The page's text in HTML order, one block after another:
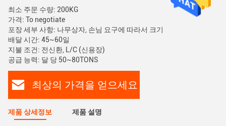
최소 주문 수량: 200KG
가격: To negotiate
포장 세부 사항: 나무상자, 손님 요구에 따라서 크기
배달 시간: 45~60일
지불 조건: 전신환, L/C (신용장)
공급 능력: 달 당 50~80TONS
최상의 가격을 얻으세요
제품 상세정보 제품 설명